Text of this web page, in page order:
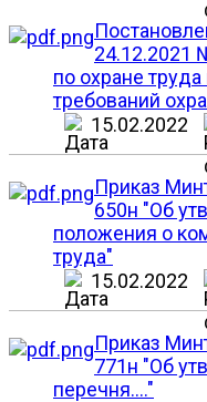
24.12.2021
по охране
требований
15.02.2022
Приказ
650н "Об
положения о
труда"
15.02.2022
Приказ
771н "Об
перечня...."